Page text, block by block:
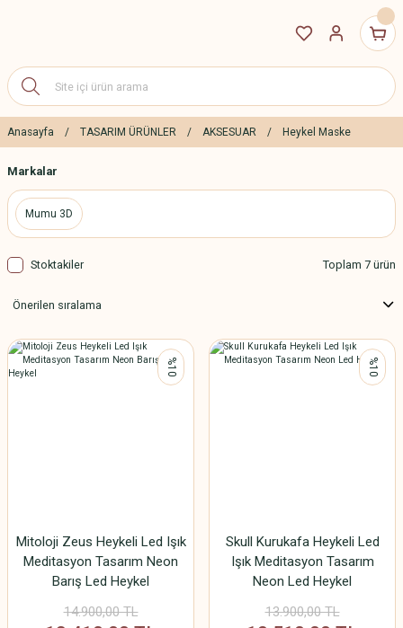
Anasayfa TASARIM ÜRÜNLER AKSESUAR Heykel Maske
Markalar
Mumu 3D
Stoktakiler Toplam 7 ürün
%10
Mitoloji Zeus Heykeli Led Işık
Meditasyon Tasarım Neon
Barış Led Heykel
14.900,00 TL
%10
Skull Kurukafa Heykeli Led
Işık Meditasyon Tasarım
Neon Led Heykel
13.900,00 TL